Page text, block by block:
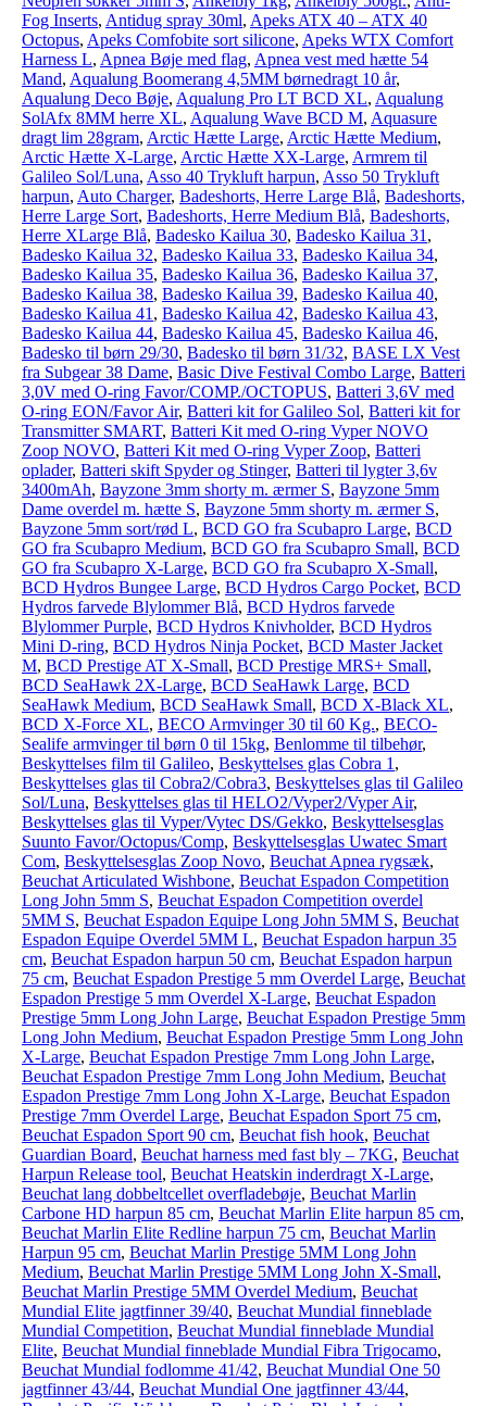
Fog Inserts, Antidug spray 30ml, Apeks ATX 40 – ATX 40
Octopus, Apeks Comfobite sort silicone, Apeks WTX Comfort
Harness L, Apnea Bøje med flag, Apnea vest med hætte 54
Mand, Aqualung Boomerang 4,5MM børnedragt 10 år,
Aqualung Deco Bøje, Aqualung Pro LT BCD XL, Aqualung
SolAfx 8MM herre XL, Aqualung Wave BCD M, Aquasure
dragt lim 28gram, Arctic Hætte Large, Arctic Hætte Medium,
Arctic Hætte X-Large, Arctic Hætte XX-Large, Armrem til
Galileo Sol/Luna, Asso 40 Trykluft harpun, Asso 50 Trykluft
harpun, Auto Charger, Badeshorts, Herre Large Blå, Badeshorts,
Herre Large Sort, Badeshorts, Herre Medium Blå, Badeshorts,
Herre XLarge Blå, Badesko Kailua 30, Badesko Kailua 31 ,
Badesko Kailua 32, Badesko Kailua 33, Badesko Kailua 34,
Badesko Kailua 35, Badesko Kailua 36, Badesko Kailua 37,
Badesko Kailua 38, Badesko Kailua 39, Badesko Kailua 40,
Badesko Kailua 41 , Badesko Kailua 42, Badesko Kailua 43,
Badesko Kailua 44, Badesko Kailua 45, Badesko Kailua 46,
Badesko til børn 29/30, Badesko til børn 31/32, BASE LX Vest
fra Subgear 38 Dame, Basic Dive Festival Combo Large, Batteri
3,0V med O-ring Favor/COMP./OCTOPUS, Batteri 3,6V med
O-ring EON/Favor Air, Batteri kit for Galileo Sol, Batteri kit for
Transmitter SMART, Batteri Kit med O-ring Vyper NOVO
Zoop NOVO, Batteri Kit med O-ring Vyper Zoop, Batteri
oplader, Batteri skift Spyder og Stinger, Batteri til lygter 3,6v
3400mAh, Bayzone 3mm shorty m. ærmer S, Bayzone 5mm
Dame overdel m. hætte S, Bayzone 5mm shorty m. ærmer S,
Bayzone 5mm sort/rød L, BCD GO fra Scubapro Large, BCD
GO fra Scubapro Medium, BCD GO fra Scubapro Small, BCD
GO fra Scubapro X-Large, BCD GO fra Scubapro X-Small,
BCD Hydros Bungee Large, BCD Hydros Cargo Pocket, BCD
Hydros farvede Blylommer Blå, BCD Hydros farvede
Blylommer Purple, BCD Hydros Knivholder, BCD Hydros
Mini D-ring, BCD Hydros Ninja Pocket, BCD Master Jacket
M, BCD Prestige AT X-Small, BCD Prestige MRS+ Small,
BCD SeaHawk 2X-Large, BCD SeaHawk Large, BCD
SeaHawk Medium, BCD SeaHawk Small, BCD X-Black XL,
BCD X-Force XL, BECO Armvinger 30 til 60 Kg., BECO-
Sealife armvinger til børn 0 til 15kg, Benlomme til tilbehør,
Beskyttelses film til Galileo, Beskyttelses glas Cobra 1 ,
Beskyttelses glas til Cobra2/Cobra3, Beskyttelses glas til Galileo
Sol/Luna, Beskyttelses glas til HELO2/Vyper2/Vyper Air,
Beskyttelses glas til Vyper/Vytec DS/Gekko, Beskyttelsesglas
Suunto Favor/Octopus/Comp, Beskyttelsesglas Uwatec Smart
Com, Beskyttelsesglas Zoop Novo, Beuchat Apnea rygsæk,
Beuchat Articulated Wishbone, Beuchat Espadon Competition
Long John 5mm S, Beuchat Espadon Competition overdel
5MM S, Beuchat Espadon Equipe Long John 5MM S, Beuchat
Espadon Equipe Overdel 5MM L, Beuchat Espadon harpun 35
cm, Beuchat Espadon harpun 50 cm, Beuchat Espadon harpun
75 cm, Beuchat Espadon Prestige 5 mm Overdel Large, Beuchat
Espadon Prestige 5 mm Overdel X-Large, Beuchat Espadon
Prestige 5mm Long John Large, Beuchat Espadon Prestige 5mm
Long John Medium, Beuchat Espadon Prestige 5mm Long John
X-Large, Beuchat Espadon Prestige 7mm Long John Large,
Beuchat Espadon Prestige 7mm Long John Medium, Beuchat
Espadon Prestige 7mm Long John X-Large, Beuchat Espadon
Prestige 7mm Overdel Large, Beuchat Espadon Sport 75 cm,
Beuchat Espadon Sport 90 cm, Beuchat fish hook, Beuchat
Guardian Board, Beuchat harness med fast bly – 7KG, Beuchat
Harpun Release tool, Beuchat Heatskin inderdragt X-Large,
Beuchat lang dobbeltcellet overfladebøje, Beuchat Marlin
Carbone HD harpun 85 cm, Beuchat Marlin Elite harpun 85 cm,
Beuchat Marlin Elite Redline harpun 75 cm, Beuchat Marlin
Harpun 95 cm, Beuchat Marlin Prestige 5MM Long John
Medium, Beuchat Marlin Prestige 5MM Long John X-Small,
Beuchat Marlin Prestige 5MM Overdel Medium, Beuchat
Mundial Elite jagtfinner 39/40, Beuchat Mundial finneblade
Mundial Competition, Beuchat Mundial finneblade Mundial
Elite, Beuchat Mundial finneblade Mundial Fibra Trigocamo,
Beuchat Mundial fodlomme 41/42, Beuchat Mundial One 50
jagtfinner 43/44, Beuchat Mundial One jagtfinner 43/44,